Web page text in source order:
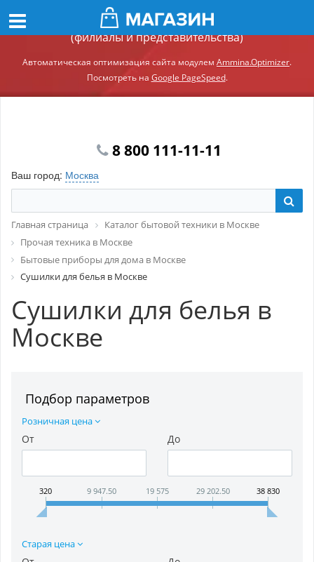
Демонстрационный сайт модуля Ammina.Регионы
(филиалы и представительства)
Автоматическая оптимизация сайта модулем Ammina.Optimizer.
Посмотреть на Google PageSpeed.
8 800 111-11-11
Ваш город: Москва
Главная страница
Каталог бытовой техники в Москве
Прочая техника в Москве
Бытовые приборы для дома в Москве
Сушилки для белья в Москве
Сушилки для белья в
Москве
Подбор параметров
Розничная цена
От До
320 9 947.50 19 575 29 202.50 38 830
Старая цена